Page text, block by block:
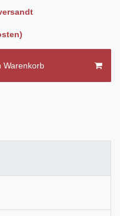
Warenkorb